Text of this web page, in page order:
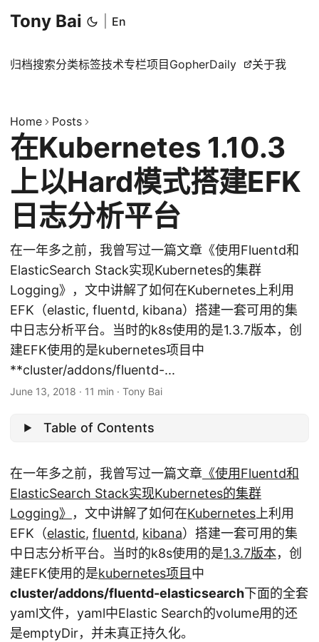
Tony Bai En
归档搜索分类标签技术专栏项目 GopherDaily 关于我
Home Posts
在Kubernetes 1.10.3
上以Hard模式搭建EFK
日志分析平台
在一年多之前，我曾写过一篇文章《使用Fluentd和
ElasticSearch Stack实现Kubernetes的集群
Logging》，文中讲解了如何在Kubernetes上利用
EFK（elastic, fluentd, kibana）搭建一套可用的集
中日志分析平台。当时的k8s使用的是1.3.7版本，创
建EFK使用的是kubernetes项目中
**cluster/addons/fluentd-...
June 13, 2018 · 11 min · Tony Bai
Table of Contents
在一年多之前，我曾写过一篇文章 《使用Fluentd和
ElasticSearch Stack实现Kubernetes的集群
Logging》 ，文中讲解了如何在Kubernetes 上利用
EFK（elastic, fluentd, kibana）搭建一套可用的集
中日志分析平台。当时的k8s使用的是1.3.7版本，创
建EFK使用的是kubernetes项目中
cluster/addons/fluentd-elasticsearch下面的全套
yaml文件，yaml中Elastic Search的volume用的还
是emptyDir，并未真正持久化。